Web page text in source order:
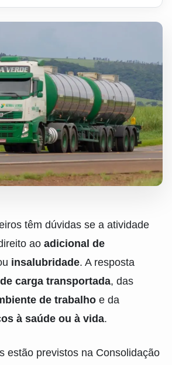
têm dúvidas se a atividade
ao adicional de
insalubridade. A resposta
carga transportada, das
de trabalho e da
à saúde ou à vida.
estão previstos na Consolidação